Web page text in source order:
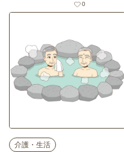
0
介護・生活